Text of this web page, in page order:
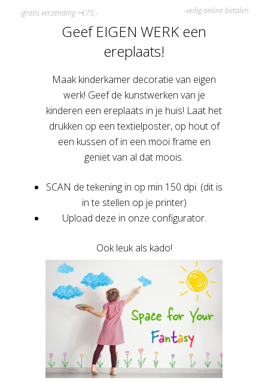
-gratis verzending >€75,- -veilig online betalen
Geef EIGEN WERK een
ereplaats!
Maak kinderkamer decoratie van eigen
werk! Geef de kunstwerken van je
kinderen een ereplaats in je huis! Laat het
drukken op een textielposter, op hout of
een kussen of in een mooi frame en
geniet van al dat moois.
SCAN de tekening in op min 150 dpi. (dit is
in te stellen op je printer)
Upload deze in onze configurator.
Ook leuk als kado!